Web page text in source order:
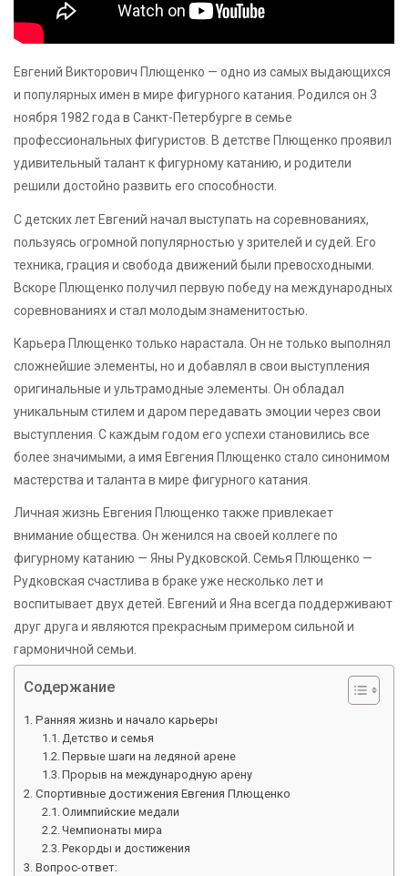
Евгений Викторович Плющенко — одно из самых выдающихся
и популярных имен в мире фигурного катания. Родился он 3
ноября 1982 года в Санкт-Петербурге в семье
профессиональных фигуристов. В детстве Плющенко проявил
удивительный талант к фигурному катанию, и родители
решили достойно развить его способности.
С детских лет Евгений начал выступать на соревнованиях,
пользуясь огромной популярностью у зрителей и судей. Его
техника, грация и свобода движений были превосходными.
Вскоре Плющенко получил первую победу на международных
соревнованиях и стал молодым знаменитостью.
Карьера Плющенко только нарастала. Он не только выполнял
сложнейшие элементы, но и добавлял в свои выступления
оригинальные и ультрамодные элементы. Он обладал
уникальным стилем и даром передавать эмоции через свои
выступления. С каждым годом его успехи становились все
более значимыми, а имя Евгения Плющенко стало синонимом
мастерства и таланта в мире фигурного катания.
Личная жизнь Евгения Плющенко также привлекает
внимание общества. Он женился на своей коллеге по
фигурному катанию — Яны Рудковской. Семья Плющенко —
Рудковская счастлива в браке уже несколько лет и
воспитывает двух детей. Евгений и Яна всегда поддерживают
друг друга и являются прекрасным примером сильной и
гармоничной семьи.
Содержание
Ранняя жизнь и начало карьеры
Детство и семья
Первые шаги на ледяной арене
Прорыв на международную арену
Спортивные достижения Евгения Плющенко
Олимпийские медали
Чемпионаты мира
Рекорды и достижения
Вопрос-ответ: